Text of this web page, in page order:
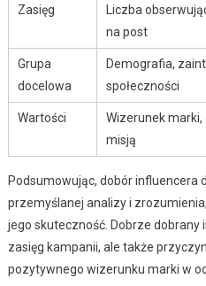
Zasięg
Liczba
na post
Grupa
docelowa
Demografia,
społeczności
Wartości
Wizerunek
misją
Podsumowując, dobór influencera
przemyślanej analizy i
jego skuteczność. Dobrze dobrany
zasięg kampanii, ale także
pozytywnego wizerunku marki w